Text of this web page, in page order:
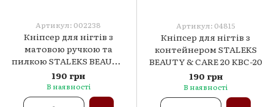
Артикул: 002238
Кніпсер для нігтів з
матовою ручкою та
пилкою STALEKS BEAUTY
& CARE 51 KBC-51
190 грн
В наявності
Артикул: 04815
Кніпсер для нігтів з
контейнером STALEKS
BEAUTY & CARE 20 KBC-20
190 грн
В наявності